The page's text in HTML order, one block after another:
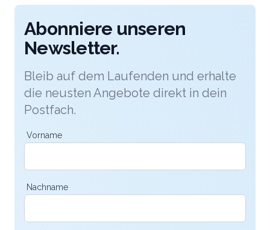
Abonniere unseren
Newsletter.
Bleib auf dem Laufenden und erhalte
die neusten Angebote direkt in dein
Postfach.
Vorname
Nachname